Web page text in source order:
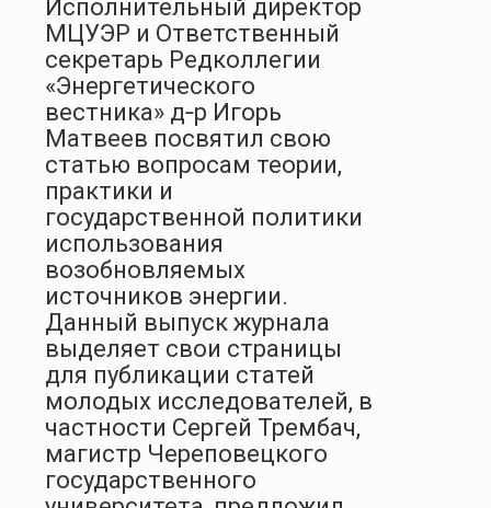
Исполнительный директор
МЦУЭР и Ответственный
секретарь Редколлегии
«Энергетического
вестника» д‑р Игорь
Матвеев посвятил свою
статью вопросам теории,
практики и
государственной политики
использования
возобновляемых
источников энергии.
Данный выпуск журнала
выделяет свои страницы
для публикации статей
молодых исследователей, в
частности Сергей Трембач,
магистр Череповецкого
государственного